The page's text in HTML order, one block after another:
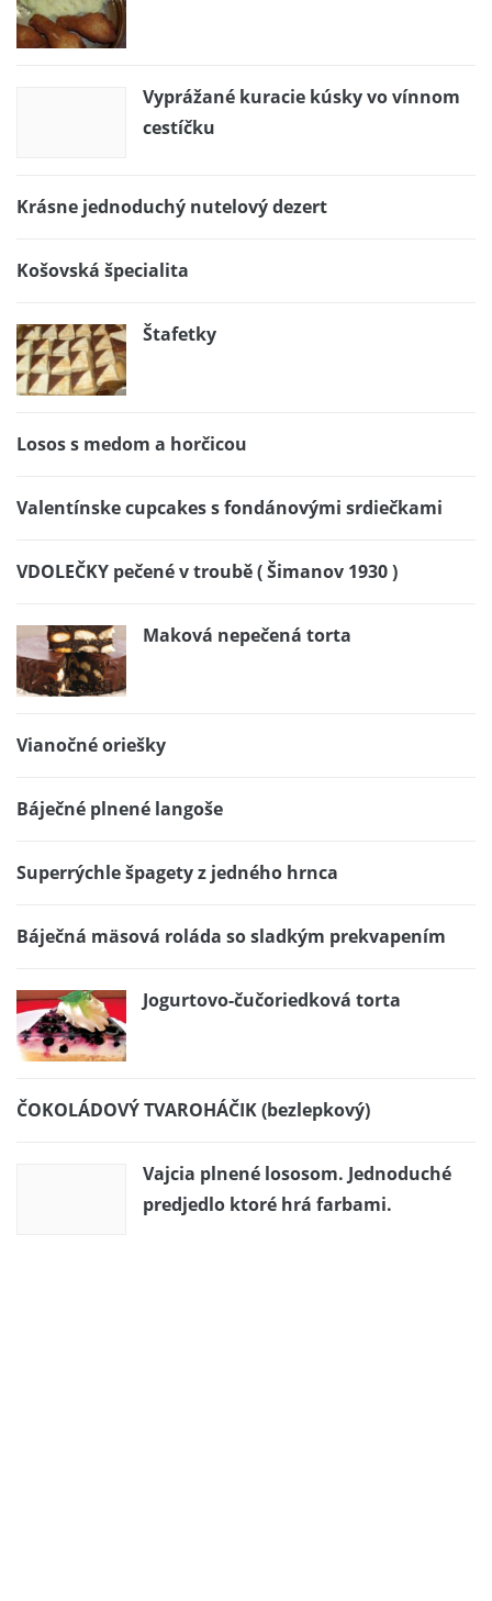
Vyprážané kuracie kúsky vo vínnom
cestíčku
Krásne jednoduchý nutelový dezert
Košovská špecialita
Štafetky
Losos s medom a horčicou
Valentínske cupcakes s fondánovými srdiečkami
VDOLEČKY pečené v troubě ( Šimanov 1930 )
Maková nepečená torta
Vianočné oriešky
Báječné plnené langoše
Superrýchle špagety z jedného hrnca
Báječná mäsová roláda so sladkým prekvapením
Jogurtovo-čučoriedková torta
ČOKOLÁDOVÝ TVAROHÁČIK (bezlepkový)
Vajcia plnené lososom. Jednoduché
predjedlo ktoré hrá farbami.